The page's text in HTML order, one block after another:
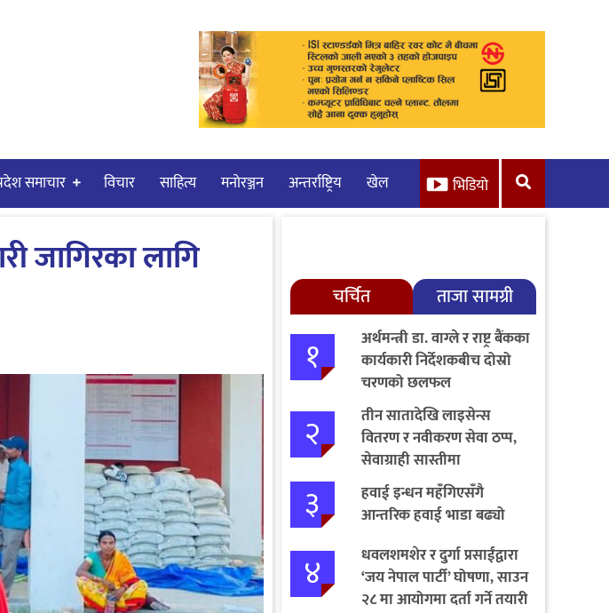
समाचार विचार साहित्य मनाेरञ्जन अन्तर्राष्ट्रिय खेल भिडियो
जागिरका लागि
चर्चित ताजा सामग्री
१
अर्थमन्त्री डा. वाग्ले र राष्ट्र बैंकका
कार्यकारी निर्देशकबीच दोस्रो
चरणको छलफल
२
तीन सातादेखि लाइसेन्स
वितरण र नवीकरण सेवा ठप्प,
सेवाग्राही सास्तीमा
३
हवाई इन्धन महँगिएसँगै
आन्तरिक हवाई भाडा बढ्यो
४
धवलशमशेर र दुर्गा प्रसाईंद्वारा
‘जय नेपाल पार्टी’ घोषणा, साउन
२८ मा आयोगमा दर्ता गर्ने तयारी